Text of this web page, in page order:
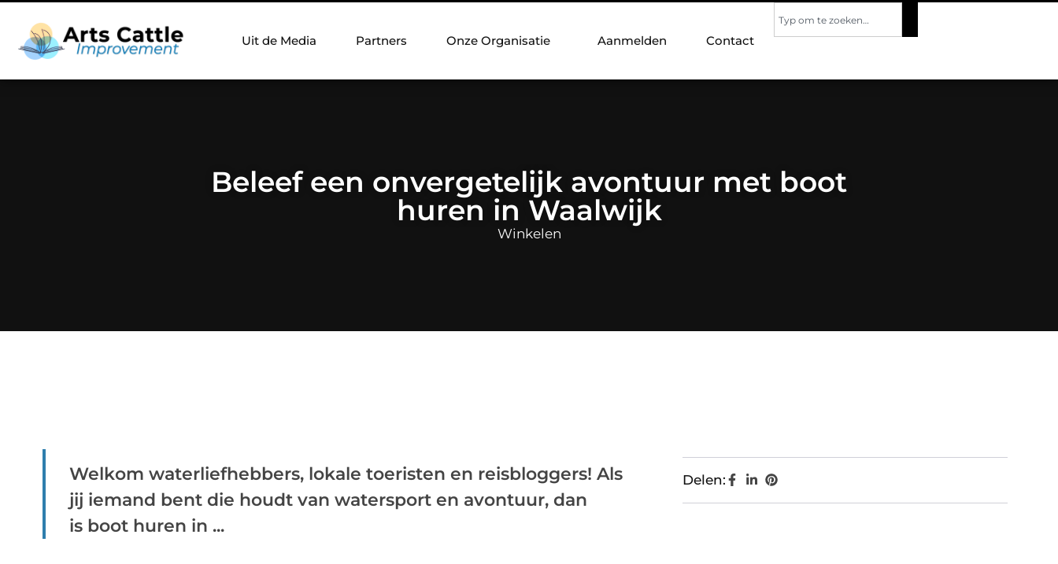
Uit de Media Partners Onze Organisatie Aanmelden Contact
Beleef een onvergetelijk avontuur met boot
huren in Waalwijk
Winkelen
Welkom waterliefhebbers, lokale toeristen en reisbloggers! Als
jij iemand bent die houdt van watersport en avontuur, dan
is boot huren in ...
Delen: